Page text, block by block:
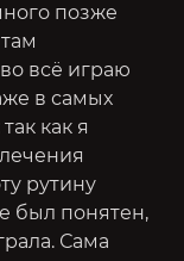
позже
всё играю
в самых
как я
рутину
был понятен,
Сама